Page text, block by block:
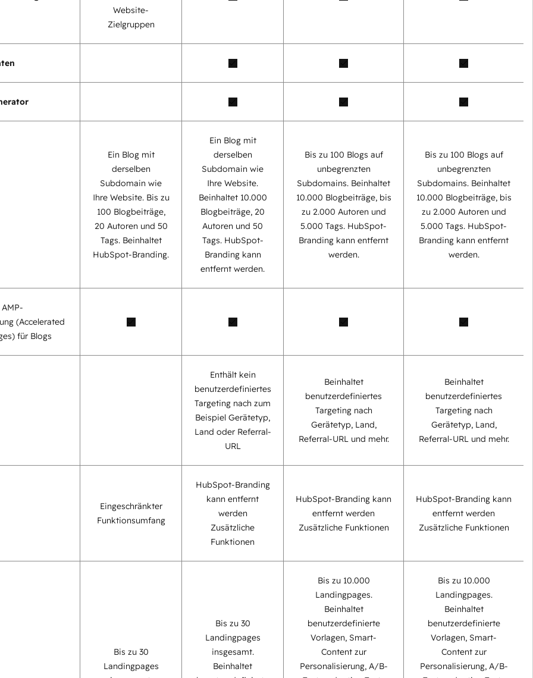
Website-
Zielgruppen
Ein Blog mit
derselben
Subdomain wie
Ihre Website. Bis zu
100 Blogbeiträge,
20 Autoren und 50
Tags. Beinhaltet
HubSpot-Branding.
Ein Blog mit
derselben
Subdomain wie
Ihre Website.
Beinhaltet 10.000
Blogbeiträge, 20
Autoren und 50
Tags. HubSpot-
Branding kann
entfernt werden.
Bis zu 100 Blogs auf
unbegrenzten
Subdomains. Beinhaltet
10.000 Blogbeiträge, bis
zu 2.000 Autoren und
5.000 Tags. HubSpot-
Branding kann entfernt
werden.
Bis zu 100 Blogs auf
unbegrenzten
Subdomains. Beinhaltet
10.000 Blogbeiträge, bis
zu 2.000 Autoren und
5.000 Tags. HubSpot-
Branding kann entfernt
werden.
(Accelerated
für Blogs
Enthält kein
benutzerdefiniertes
Targeting nach zum
Beispiel Gerätetyp,
Land oder Referral-
URL
Beinhaltet
benutzerdefiniertes
Targeting nach
Gerätetyp, Land,
Referral-URL und mehr.
Beinhaltet
benutzerdefiniertes
Targeting nach
Gerätetyp, Land,
Referral-URL und mehr.
Eingeschränkter
Funktionsumfang
HubSpot-Branding
kann entfernt
werden
Zusätzliche
Funktionen
HubSpot-Branding kann
entfernt werden
Zusätzliche Funktionen
HubSpot-Branding kann
entfernt werden
Zusätzliche Funktionen
Bis zu 30
Landingpages
Bis zu 30
Landingpages
insgesamt.
Beinhaltet
Bis zu 10.000
Landingpages.
Beinhaltet
benutzerdefinierte
Vorlagen, Smart-
Content zur
Personalisierung, A/B-
Bis zu 10.000
Landingpages.
Beinhaltet
benutzerdefinierte
Vorlagen, Smart-
Content zur
Personalisierung, A/B-